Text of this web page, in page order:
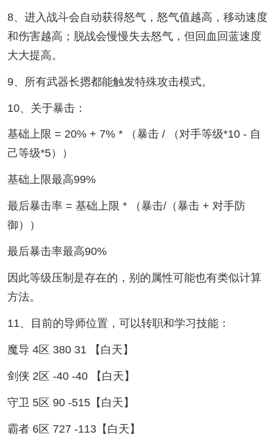
8、进入战斗会自动获得怒气，怒气值越高，移动速度
和伤害越高；脱战会慢慢失去怒气，但回血回蓝速度
大大提高。
9、所有武器长摁都能触发特殊攻击模式。
10、关于暴击：
基础上限 = 20% + 7% * （暴击 / （对手等级*10 - 自
己等级*5））
基础上限最高99%
最后暴击率 = 基础上限 * （暴击/（暴击 + 对手防
御））
最后暴击率最高90%
因此等级压制是存在的，别的属性可能也有类似计算
方法。
11、目前的导师位置，可以转职和学习技能：
魔导 4区 380 31 【白天】
剑侠 2区 -40 -40 【白天】
守卫 5区 90 -515【白天】
霸者 6区 727 -113【白天】